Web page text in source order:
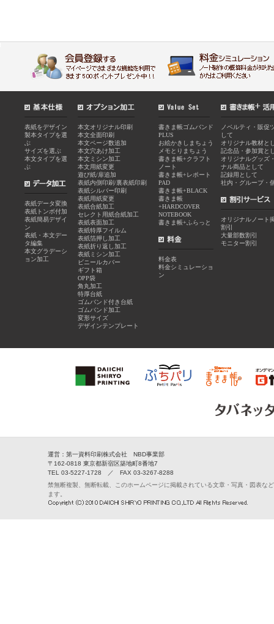
表紙をデザイン
製本タイプを選
ぶ
サイズを選ぶ
本文タイプを選
ぶ
表紙データ変換
表紙トンボ付加
表紙簡易デザイ
ン
表紙・本文デー
タ編集
本文グラデーシ
ョン加工
本文オリジナル印刷
本文全面印刷
本文ページ数追加
本文穴あけ加工
本文ミシン加工
本文用紙変更
遊び紙/扉追加
表紙内側印刷/裏表紙印刷
表紙シルバー印刷
表紙用紙変更
表紙合紙加工
セレクト用紙合紙加工
表紙表面加工
表紙特厚フイルム
表紙箔押し加工
表紙折り返し加工
表紙ミシン加工
ビニールカバー
ギフト箱
OPP袋
角丸加工
特厚台紙
ゴムバンド付き台紙
ゴムバンド加工
変形サイズ
デザインテンプレート
書きま帳ゴムバンド
PLUS
お絵かきしまちょう
メモとりまちょう
書きま帳+クラフト
ノート
書きま帳+レポート
PAD
書きま帳+BLACK
書きま帳
+HARDCOVER
NOTEBOOK
書きま帳+ふらっと
料金表
料金シミュレーショ
ン
ノベルティ・販促
して
オリジナル教材と
記念品・参加賞と
オリジナルグッズ
ナル商品として
記録用として
社内・グループ・
オリジナルノート
割引
大量部数割引
モニター割引
運営：第一資料印刷株式会社 NBD事業部
〒162-0818 東京都新宿区築地町8番地7
TEL 03-5227-1728 ／ FAX 03-3267-8288
禁無断複製、無断転載、このホームページに掲載されている文章・写真・図表な
ます。